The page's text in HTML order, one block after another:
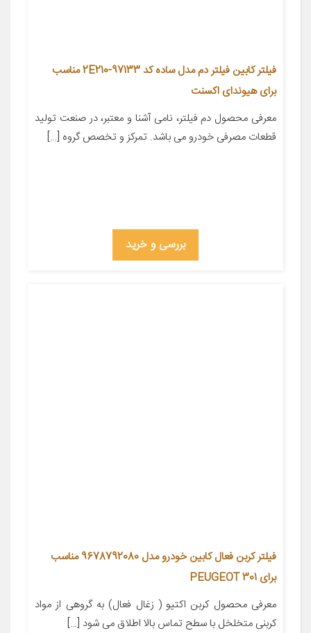
فیلتر کابین فیلتر دم مدل ساده کد 97133-2E210 مناسب
برای هیوندای اکسنت
معرفی محصول دم فیلتر، نامی آشنا و معتبر، در صنعت تولید
قطعات مصرفی خودرو می باشد. تمرکز و تخصص گروه […]
بررسی و خرید
فیلتر کربن فعال کابین خودرو مدل 9678792080 مناسب
برای PEUGEOT 301
معرفی محصول کربن اکتیو ( زغال فعال) به گروهی از مواد
کربنی متخلخل با سطح تماس بالا اطلاق می شود […]